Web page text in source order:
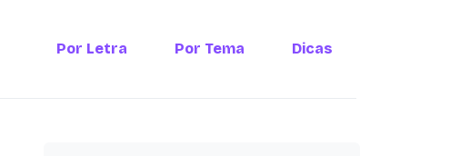
Por Letra Por Tema Dicas